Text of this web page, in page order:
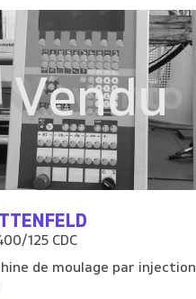
Vendu
125 CDC
de moulage par injection